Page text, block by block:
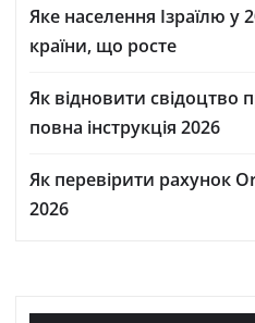
Яке населення Ізраїлю у
країни, що росте
Як відновити свідоцтво
повна інструкція 2026
Як перевірити рахунок
2026